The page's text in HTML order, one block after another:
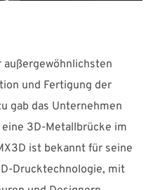
und Fertigung der
gab das Unternehmen
3D-Metallbrücke im
ist bekannt für seine
Drucktechnologie, mit